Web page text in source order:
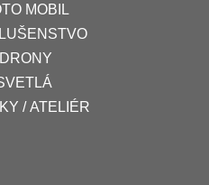
MOBIL
DRONY
/ ATELIÉR